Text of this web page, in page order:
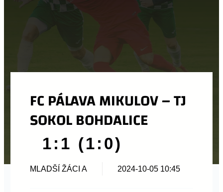
FC PÁLAVA MIKULOV – TJ
SOKOL BOHDALICE
1:1 (1:0)
MLADŠÍ ŽÁCI A 2024-10-05 10:45